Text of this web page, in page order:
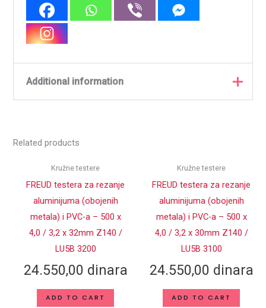
Additional information
PROIZVOĐAČ
SPOLJNI
PREČNIK D (mm)
DUBINA
SEČENJA (mm)
DEBLJINA TELA
TESTERE (mm)
CENTRALNI
OTVOR d (mm)
Related products
Kružne testere
FREUD testera za rezanje
aluminijuma (obojenih
metala) i PVC-a – 500 x
4,0 / 3,2 x 32mm Z140 /
LU5B 3200
24.550,00 dinara
ADD TO CART
Kružne testere
FREUD testera za rezanje
aluminijuma (obojenih
metala) i PVC-a – 500 x
4,0 / 3,2 x 30mm Z140 /
LU5B 3100
24.550,00 dinara
ADD TO CART